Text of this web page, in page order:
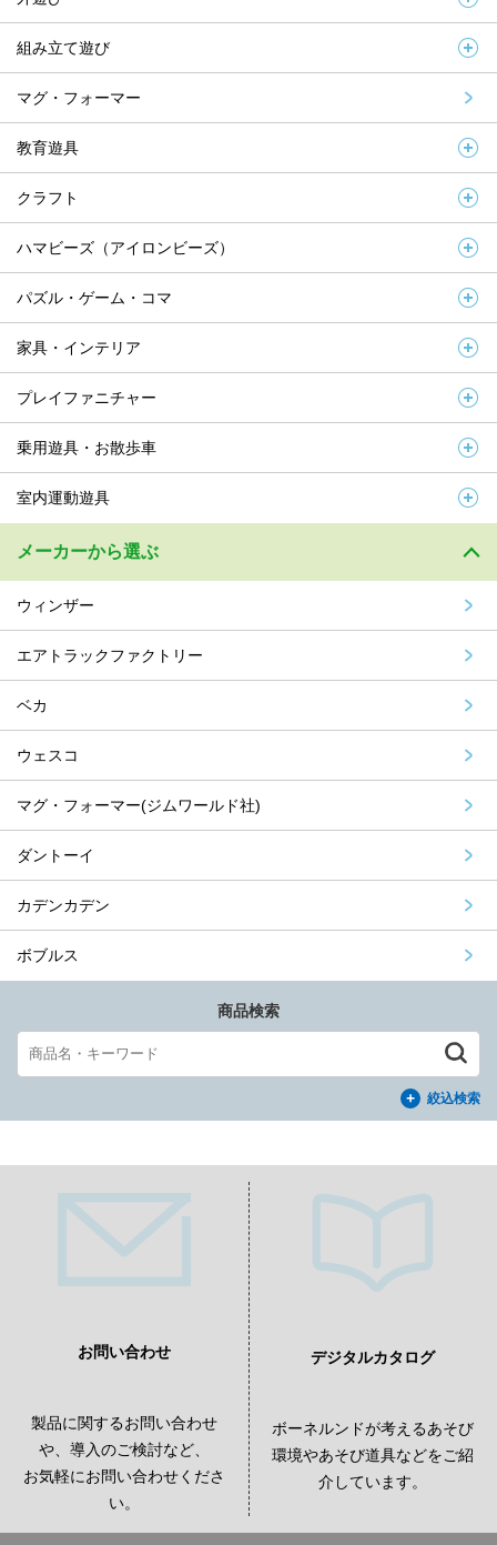
組み立て遊び
マグ・フォーマー
教育遊具
クラフト
ハマビーズ（アイロンビーズ）
パズル・ゲーム・コマ
家具・インテリア
プレイファニチャー
乗用遊具・お散歩車
室内運動遊具
メーカーから選ぶ
ウィンザー
エアトラックファクトリー
ベカ
ウェスコ
マグ・フォーマー(ジムワールド社)
ダントーイ
カデンカデン
ボブルス
商品検索
絞込検索
お問い合わせ
製品に関するお問い合わせ
や、導入のご検討など、
お気軽にお問い合わせくださ
い。
デジタルカタログ
ボーネルンドが考えるあそび
環境やあそび道具などをご紹
介しています。